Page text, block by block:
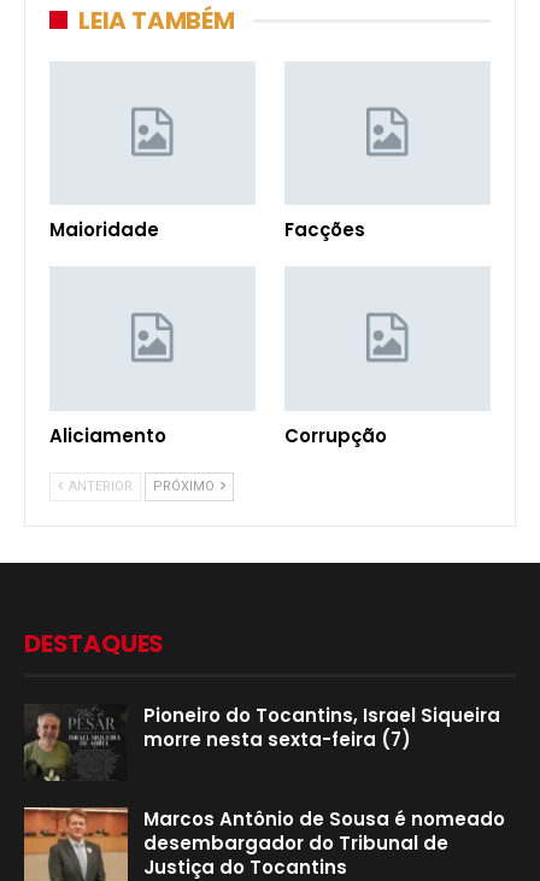
LEIA TAMBÉM
Maioridade Facções
Aliciamento Corrupção
ANTERIOR PRÓXIMO
DESTAQUES
Pioneiro do Tocantins, Israel Siqueira
morre nesta sexta-feira (7)
Marcos Antônio de Sousa é nomeado
desembargador do Tribunal de
Justiça do Tocantins